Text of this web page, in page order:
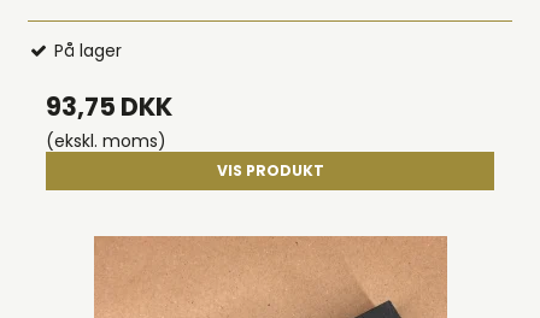
På lager
93,75 DKK
(ekskl. moms)
VIS PRODUKT